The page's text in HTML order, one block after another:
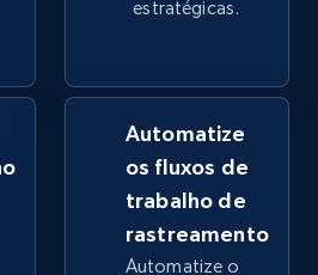
Comece agora
- collects products from
Product description,
Images, Variations, and
estratégicas.
Automatize
os fluxos de
trabalho de
rastreamento
Automatize o